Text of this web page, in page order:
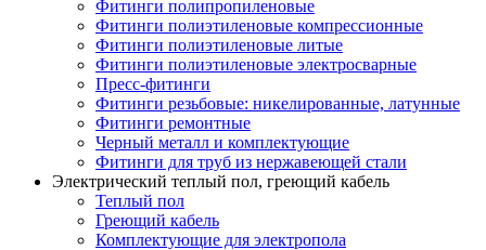
Фитинги полипропиленовые
Фитинги полиэтиленовые компрессионные
Фитинги полиэтиленовые литые
Фитинги полиэтиленовые электросварные
Пресс-фитинги
Фитинги резьбовые: никелированные, латунные
Фитинги ремонтные
Черный металл и комплектующие
Фитинги для труб из нержавеющей стали
Электрический теплый пол, греющий кабель
Теплый пол
Греющий кабель
Комплектующие для электропола